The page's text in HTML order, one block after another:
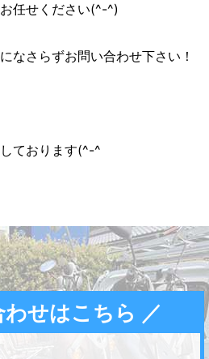
任せください(^-^)
なさらずお問い合わせ下さい！
ております(^-^ゞ
わせはこちら ／